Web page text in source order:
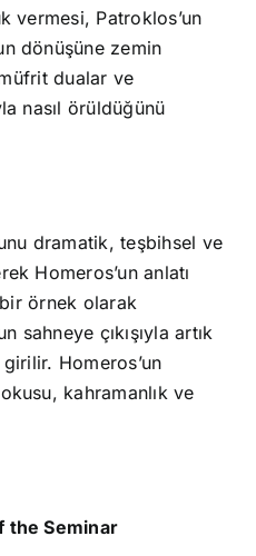
vermesi, Patroklos’un
dönüşüne zemin
dualar ve
nasıl örüldüğünü
dramatik, teşbihsel ve
Homeros’un anlatı
bir örnek olarak
sahneye çıkışıyla artık
Homeros’un
kahramanlık ve
the Seminar